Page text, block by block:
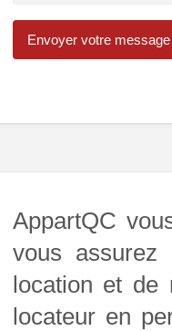
AppartQC
vous
location et de
locateur en